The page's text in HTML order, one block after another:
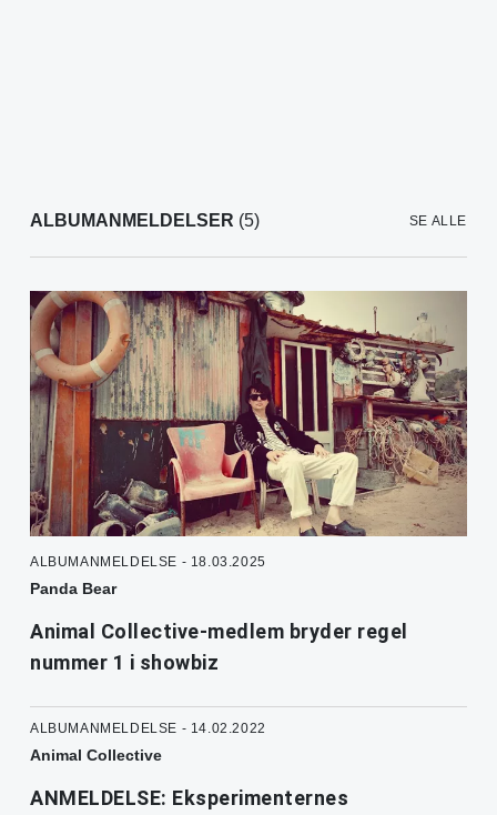
ALBUMANMELDELSER (5) SE ALLE
ALBUMANMELDELSE - 18.03.2025
Panda Bear
Animal Collective-medlem bryder regel
nummer 1 i showbiz
ALBUMANMELDELSE - 14.02.2022
Animal Collective
ANMELDELSE: Eksperimenternes